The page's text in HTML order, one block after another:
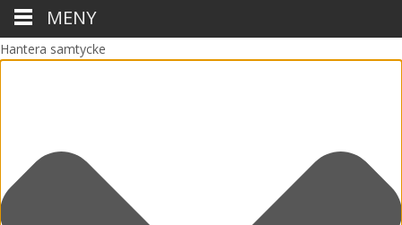
Hantera samtycke
MENY